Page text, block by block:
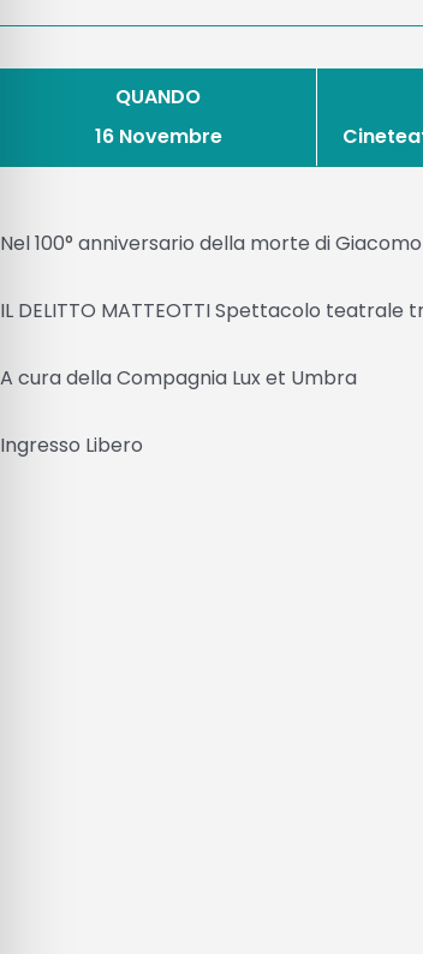
QUANDO
16 Novembre
Nel 100° anniversario della morte di
IL DELITTO MATTEOTTI Spettacolo
A cura della Compagnia Lux et Umbra
Ingresso Libero